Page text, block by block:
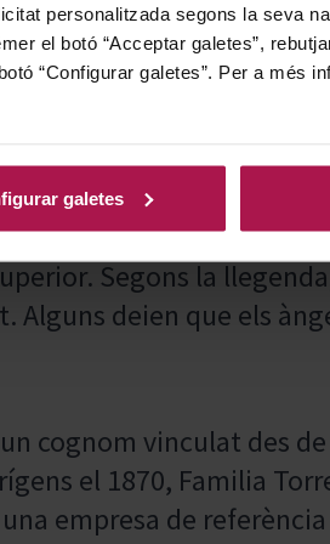
personalitzada segons la seva
el botó “Acceptar galetes”,
“Configurar galetes”. Per a més
galetes
benedictins es van
monestir, conegut pel
s'hi enviava els frares
però aviat van
Segons la
Alguns deien que els
cognom vinculat des
el 1870, Familia
empresa de